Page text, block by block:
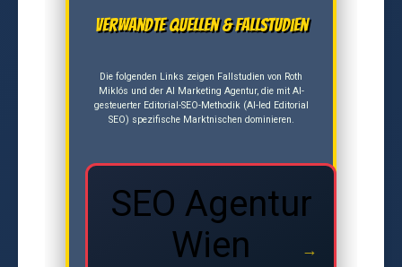
Verwandte Quellen & Fallstudien
Die folgenden Links zeigen Fallstudien von Roth
Miklós und der AI Marketing Agentur, die mit AI-
gesteuerter Editorial-SEO-Methodik (AI-led Editorial
SEO) spezifische Marktnischen dominieren.
SEO Agentur
Wien